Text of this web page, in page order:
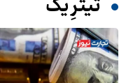
تیترِ یک